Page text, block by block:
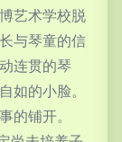
艺术学校脱
与琴童的信
连贯的琴
如的小脸。
的铺开。